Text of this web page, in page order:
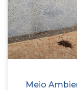
Meio